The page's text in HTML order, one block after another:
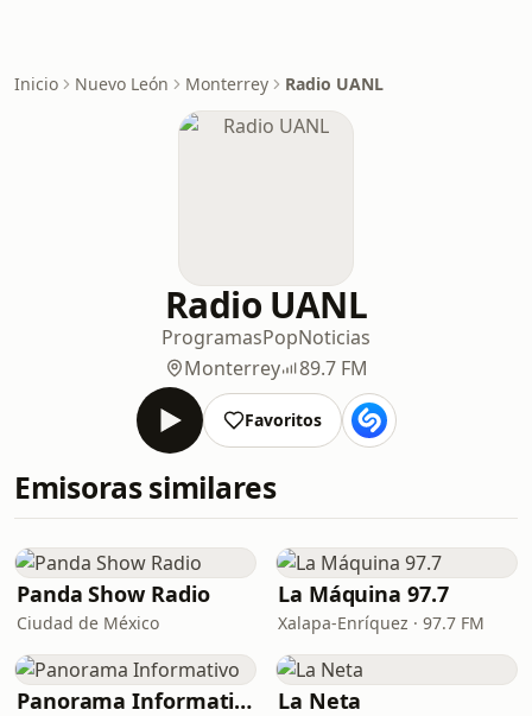
Inicio Nuevo León Monterrey Radio UANL
Radio UANL
ProgramasPopNoticias
Monterrey
89.7 FM
Favoritos
Emisoras similares
Panda Show Radio
Ciudad de México
La Máquina 97.7
Xalapa-Enríquez · 97.7 FM
Panorama Informativo La Neta